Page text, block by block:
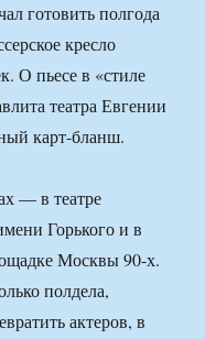
готовить полгода
кресло
О пьесе в «стиле
театра Евгении
карт-бланш.
— в театре
Горького и в
Москвы 90-х.
полдела,
актеров, в